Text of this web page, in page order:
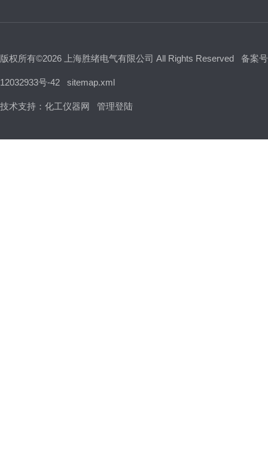
版权所有©2026 上海胜绪电气有限公司 All Rights Reserved 备案
12032933号-42 sitemap.xml
技术支持： 化工仪器网 管理登陆